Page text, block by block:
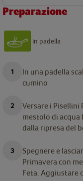
Preparazione
In padella
In una padella
cumino
Versare i Pisellini
mestolo di acqua
dalla ripresa del
Spegnere e
Primavera con
Feta. Aggiustare